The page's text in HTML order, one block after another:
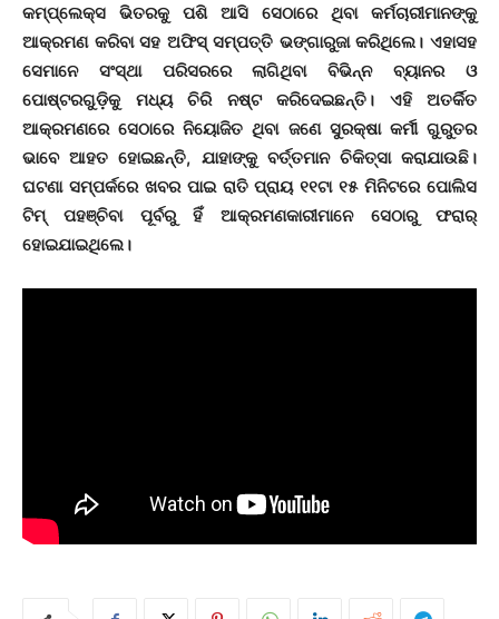
କମ୍ପ୍ଲେକ୍ସ ଭିତରକୁ ପଶି ଆସି ସେଠାରେ ଥିବା କର୍ମଚାରୀମାନଙ୍କୁ
ଆକ୍ରମଣ କରିବା ସହ ଅଫିସ୍ ସମ୍ପତ୍ତି ଭଙ୍ଗାରୁଜା କରିଥିଲେ। ଏହାସହ
ସେମାନେ ସଂସ୍ଥା ପରିସରରେ ଲାଗିଥିବା ବିଭିନ୍ନ ବ୍ୟାନର ଓ
ପୋଷ୍ଟରଗୁଡ଼ିକୁ ମଧ୍ୟ ଚିରି ନଷ୍ଟ କରିଦେଇଛନ୍ତି। ଏହି ଅତର୍କିତ
ଆକ୍ରମଣରେ ସେଠାରେ ନିୟୋଜିତ ଥିବା ଜଣେ ସୁରକ୍ଷା କର୍ମୀ ଗୁରୁତର
ଭାବେ ଆହତ ହୋଇଛନ୍ତି, ଯାହାଙ୍କୁ ବର୍ତ୍ତମାନ ଚିକିତ୍ସା କରାଯାଉଛି।
ଘଟଣା ସମ୍ପର୍କରେ ଖବର ପାଇ ରାତି ପ୍ରାୟ ୧୧ଟା ୧୫ ମିନିଟରେ ପୋଲିସ
ଟିମ୍ ପହଞ୍ଚିବା ପୂର୍ବରୁ ହିଁ ଆକ୍ରମଣକାରୀମାନେ ସେଠାରୁ ଫରାର୍
ହୋଇଯାଇଥିଲେ।